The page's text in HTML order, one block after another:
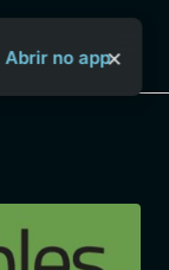
Abrir no app×